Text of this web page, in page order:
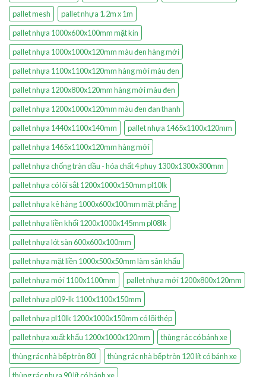
pallet mesh
pallet nhựa 1.2m x 1m
pallet nhựa 1000x600x100mm mặt kín
pallet nhựa 1000x1000x120mm màu đen hàng mới
pallet nhựa 1100x1100x120mm hàng mới màu đen
pallet nhựa 1200x800x120mm hàng mới màu đen
pallet nhựa 1200x1000x120mm màu đen đan thanh
pallet nhựa 1440x1100x140mm
pallet nhựa 1465x1100x120mm
pallet nhựa 1465x1100x120mm hàng mới
pallet nhựa chống tràn dầu - hóa chất 4 phuy 1300x1300x300mm
pallet nhựa có lõi sắt 1200x1000x150mm pl10lk
pallet nhựa kê hàng 1000x600x100mm mặt phẳng
pallet nhựa liền khối 1200x1000x145mm pl08lk
pallet nhựa lót sàn 600x600x100mm
pallet nhựa mặt liền 1000x500x50mm làm sân khấu
pallet nhựa mới 1100x1100mm
pallet nhựa mới 1200x800x120mm
pallet nhựa pl09-lk 1100x1100x150mm
pallet nhựa pl10lk 1200x1000x150mm có lõi thép
pallet nhựa xuất khẩu 1200x1000x120mm
thùng rác có bánh xe
thùng rác nhà bếp tròn 80l
thùng rác nhà bếp tròn 120 lít có bánh xe